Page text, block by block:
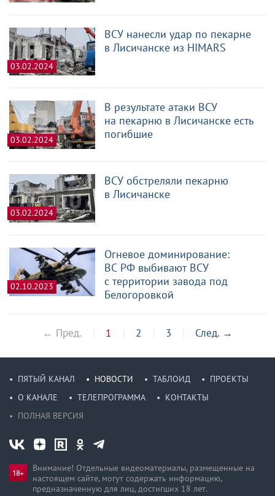
03.02.2024
ВСУ нанесли удар по пекарне
в Лисичанске из HIMARS
03.02.2024
В результате атаки ВСУ
на пекарню в Лисичанске есть
погибшие
03.02.2024
ВСУ обстреляли пекарню
в Лисичанске
02.10.2023
Огневое доминирование:
ВС РФ выбивают ВСУ
с территории завода под
Белогоровкой
← Пред. 1 2 3 След. →
ПЯТЫЙ КАНАЛ НОВОСТИ ТАБЛОИД
ПРОЕКТЫ
О КАНАЛЕ
ТЕЛЕПРОГРАММА
КОНТАКТЫ
ПОЛНАЯ ВЕРСИЯ
Внимание! Отдельные видеоматериалы, размещенные на
настоящем сайте, могут содержать информацию,
предназначен­ную для лиц, достигших 18 лет.